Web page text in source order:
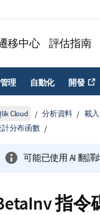
移中心 評估指南
管理 自動化 開發
Cloud 分析資料 載
計分布函數
可能已使用 AI 翻
指令